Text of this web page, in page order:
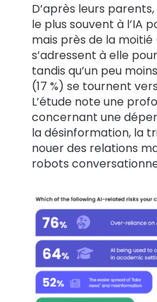
D’après leurs
le plus souvent à l’IA
mais près de la moitié
s’adressent à elle
tandis qu’un peu
(17 %) se tournent
L’étude note une
concernant une
la désinformation, la
nouer des relations
robots